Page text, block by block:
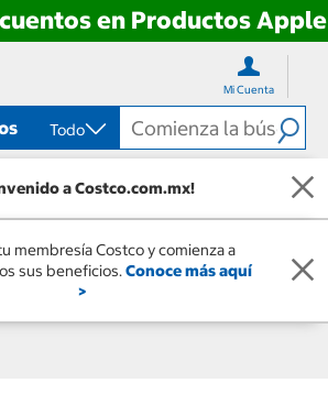
en Productos Apple
Mi Cuenta
Todo
a Costco.com.mx!
membresía Costco y comienza a
sus beneficios.Conoce más aquí
>